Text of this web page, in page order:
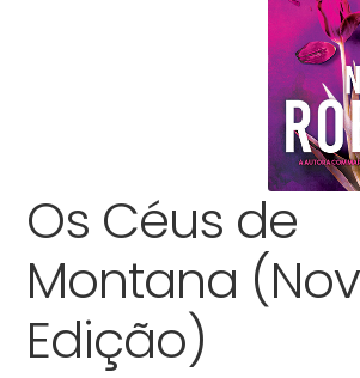
Os Céus de
Montana
Edição)